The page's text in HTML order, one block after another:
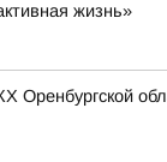
жизнь»
Оренбургской